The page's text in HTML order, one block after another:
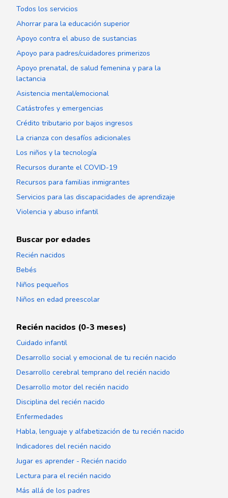
Todos los servicios
Ahorrar para la educación superior
Apoyo contra el abuso de sustancias
Apoyo para padres/cuidadores primerizos
Apoyo prenatal, de salud femenina y para la
lactancia
Asistencia mental/emocional
Catástrofes y emergencias
Crédito tributario por bajos ingresos
La crianza con desafíos adicionales
Los niños y la tecnología
Recursos durante el COVID-19
Recursos para familias inmigrantes
Servicios para las discapacidades de aprendizaje
Violencia y abuso infantil
Buscar por edades
Recién nacidos
Bebés
Niños pequeños
Niños en edad preescolar
Recién nacidos (0-3 meses)
Cuidado infantil
Desarrollo social y emocional de tu recién nacido
Desarrollo cerebral temprano del recién nacido
Desarrollo motor del recién nacido
Disciplina del recién nacido
Enfermedades
Habla, lenguaje y alfabetización de tu recién nacido
Indicadores del recién nacido
Jugar es aprender - Recién nacido
Lectura para el recién nacido
Más allá de los padres